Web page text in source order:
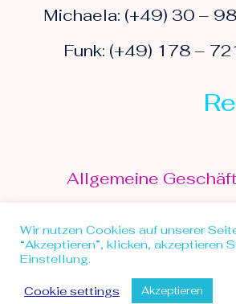
Michaela: (+49) 30 –
Funk: (+49) 178 –
Allgemeine
© 2013 Owens Training -
by Miumi
Wir nutzen Cookies auf unserer
“Akzeptieren”, klicken, akzeptieren
Einstellung.
Cookie settings Akzeptieren